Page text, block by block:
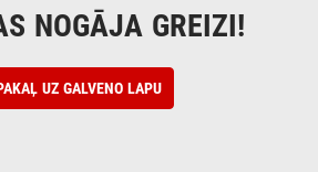
NOGĀJA GREIZI!
UZ GALVENO LAPU